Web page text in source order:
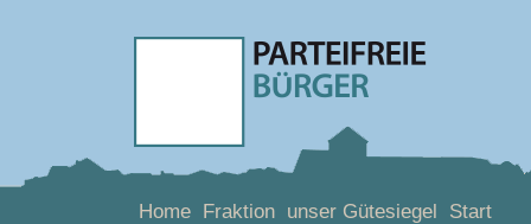
Home Fraktion unser Gütesiegel Start